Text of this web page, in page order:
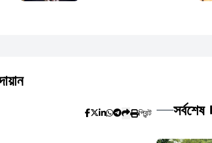
প্রিন্ট সর্বশেষ